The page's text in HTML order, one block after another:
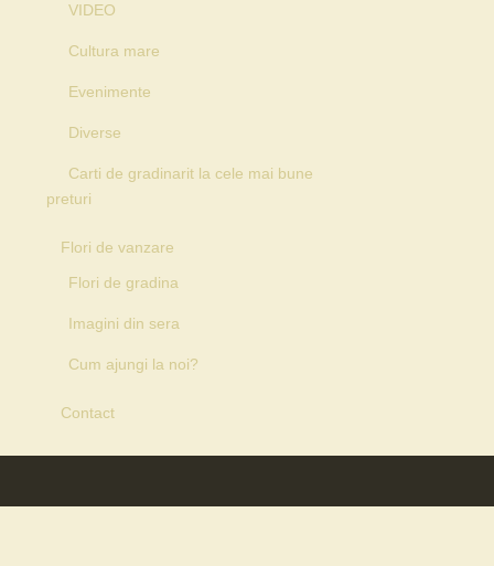
VIDEO
Cultura mare
Evenimente
Diverse
Carti de gradinarit la cele mai bune
preturi
Flori de vanzare
Flori de gradina
Imagini din sera
Cum ajungi la noi?
Contact